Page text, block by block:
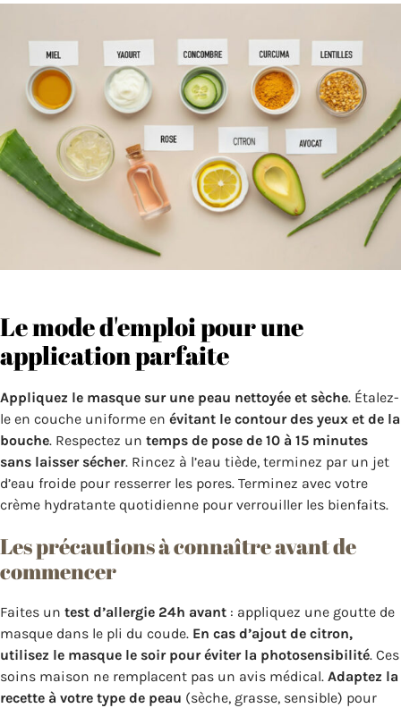
Le mode d'emploi pour une
application parfaite
Appliquez le masque sur une peau nettoyée et sèche. Étalez-
le en couche uniforme en évitant le contour des yeux et de la
bouche. Respectez un temps de pose de 10 à 15 minutes
sans laisser sécher. Rincez à l’eau tiède, terminez par un jet
d’eau froide pour resserrer les pores. Terminez avec votre
crème hydratante quotidienne pour verrouiller les bienfaits.
Les précautions à connaître avant de
commencer
Faites un test d’allergie 24h avant : appliquez une goutte de
masque dans le pli du coude. En cas d’ajout de citron,
utilisez le masque le soir pour éviter la photosensibilité. Ces
soins maison ne remplacent pas un avis médical. Adaptez la
recette à votre type de peau (sèche, grasse, sensible) pour